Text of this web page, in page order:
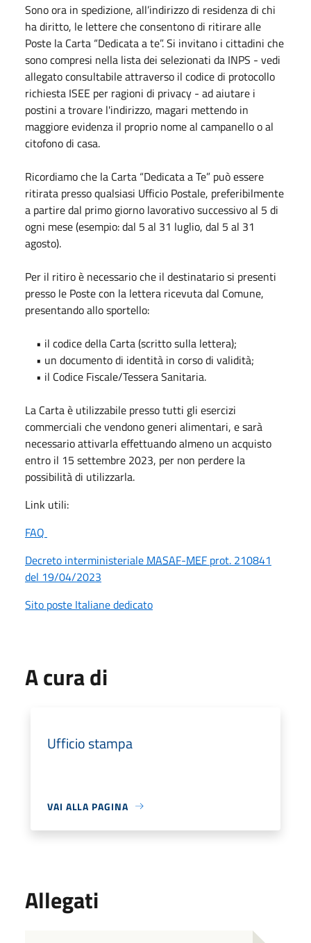
Sono ora in spedizione, all’indirizzo di residenza di chi
ha diritto, le lettere che consentono di ritirare alle
Poste la Carta “Dedicata a te”. Si invitano i cittadini che
sono compresi nella lista dei selezionati da INPS - vedi
allegato consultabile attraverso il codice di protocollo
richiesta ISEE per ragioni di privacy - ad aiutare i
postini a trovare l'indirizzo, magari mettendo in
maggiore evidenza il proprio nome al campanello o al
citofono di casa.
Ricordiamo che la Carta “Dedicata a Te” può essere
ritirata presso qualsiasi Ufficio Postale, preferibilmente
a partire dal primo giorno lavorativo successivo al 5 di
ogni mese (esempio: dal 5 al 31 luglio, dal 5 al 31
agosto).
Per il ritiro è necessario che il destinatario si presenti
presso le Poste con la lettera ricevuta dal Comune,
presentando allo sportello:
• il codice della Carta (scritto sulla lettera);
• un documento di identità in corso di validità;
• il Codice Fiscale/Tessera Sanitaria.
La Carta è utilizzabile presso tutti gli esercizi
commerciali che vendono generi alimentari, e sarà
necessario attivarla effettuando almeno un acquisto
entro il 15 settembre 2023, per non perdere la
possibilità di utilizzarla.
Link utili:
FAQ
Decreto interministeriale MASAF-MEF prot. 210841
del 19/04/2023
Sito poste Italiane dedicato
A cura di
Ufficio stampa
VAI ALLA PAGINA
Allegati